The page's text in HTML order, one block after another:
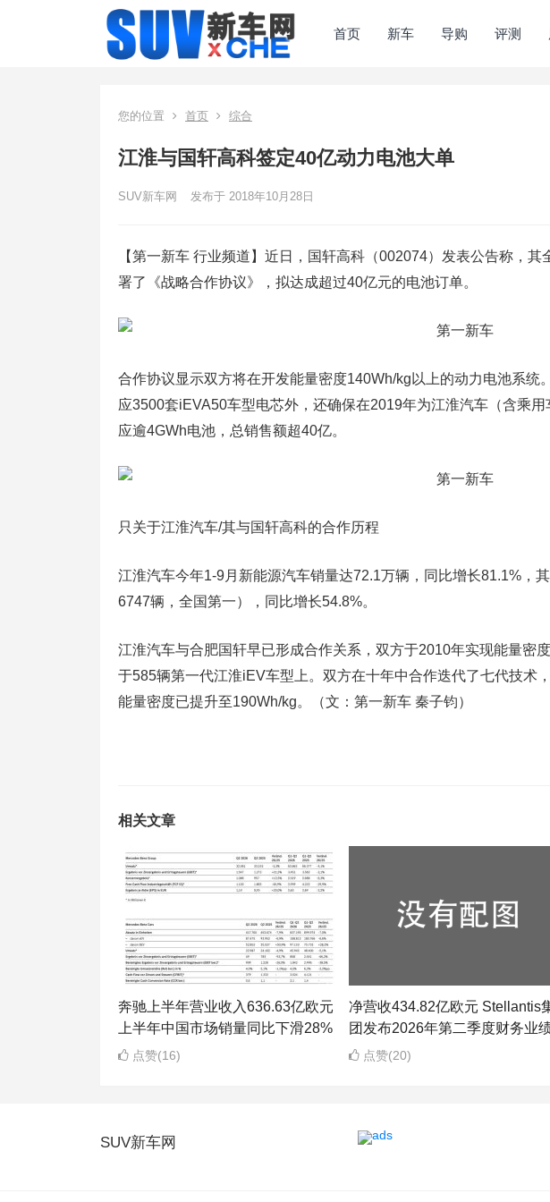
首页 新车 导购 评测
您的位置 首页 综合
江淮与国轩高科签定40亿动力电池大单
SUV新车网 发布于 2018年10月28日
【第一新车 行业频道】近日，国轩高科（002074）发表公告称，
署了《战略合作协议》，拟达成超过40亿元的电池订单。
合作协议显示双方将在开发能量密度140Wh/kg以上的动力电池系统
应3500套iEVA50车型电芯外，还确保在2019年为江淮汽车（含乘
应逾4GWh电池，总销售额超40亿。
只关于江淮汽车/其与国轩高科的合作历程
江淮汽车今年1-9月新能源汽车销量达72.1万辆，同比增长81.1%，
6747辆，全国第一），同比增长54.8%。
江淮汽车与合肥国轩早已形成合作关系，双方于2010年实现能量密
于585辆第一代江淮iEV车型上。双方在十年中合作迭代了七代技术
能量密度已提升至190Wh/kg。（文：第一新车 秦子钧）
相关文章
奔驰上半年营业收入636.63亿欧元
上半年中国市场销量同比下滑28%
点赞(16)
净营收434.82亿欧元 Stellantis
团发布2026年第二季度财务业
点赞(20)
SUV新车网